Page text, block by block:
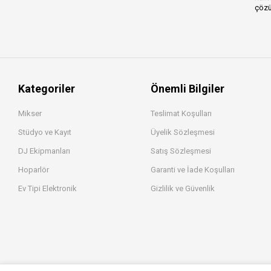
3.5 mm. TRS (M) <-> Dual
RCA (M) Stereo Breakout
XLR (M) Stereo Breakout
3m
Kategoriler
Mikser
Stüdyo ve Kayıt
DJ Ekipmanları
Hoparlör
Ev Tipi Elektronik
Önemli Bilgiler
Teslimat Koşulları
Üyelik Sözleşmesi
Satış Sözleşmesi
Garanti ve İade Koşulları
Gizlilik ve Güvenlik